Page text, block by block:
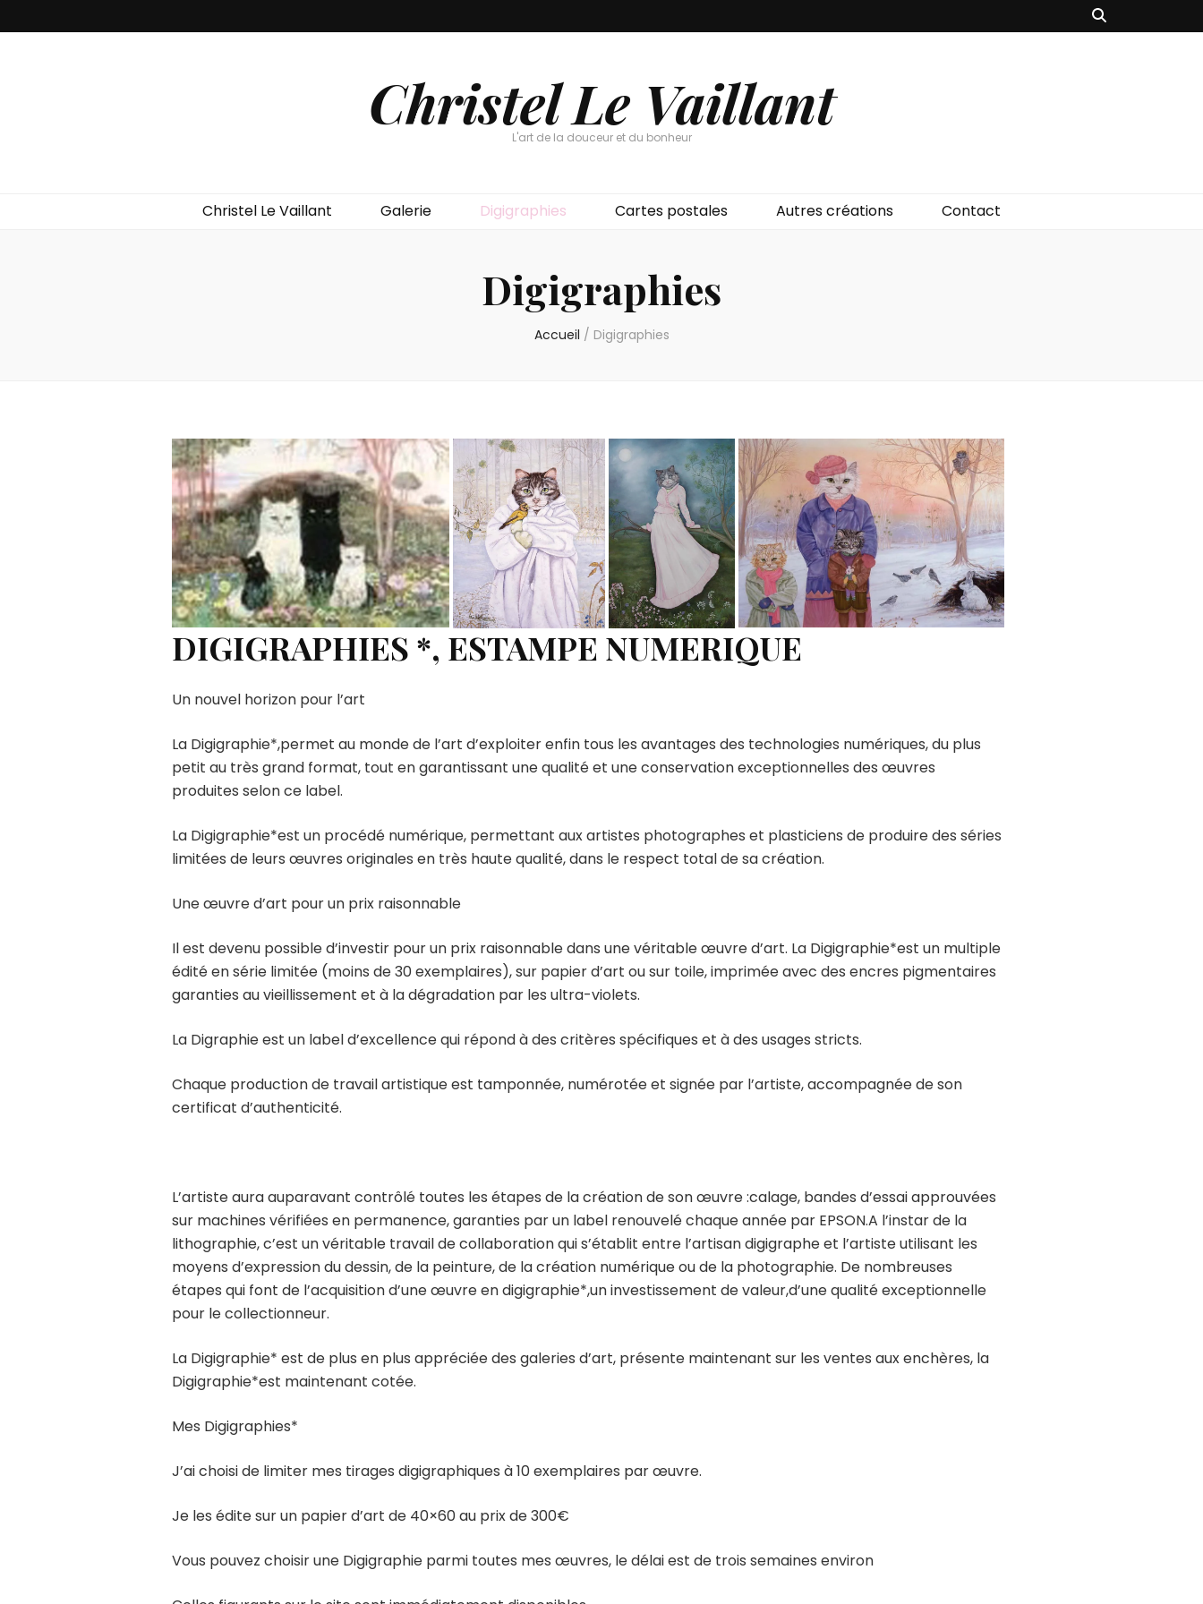
Christel Le Vaillant
L'art de la douceur et du bonheur
Christel Le Vaillant Galerie Digigraphies Cartes postales Autres créations Contact
Digigraphies
Accueil / Digigraphies
DIGIGRAPHIES *, ESTAMPE NUMERIQUE
Un nouvel horizon pour l’art
La Digigraphie*,permet au monde de l’art d’exploiter enfin tous les avantages des technologies numériques, du plus
petit au très grand format, tout en garantissant une qualité et une conservation exceptionnelles des œuvres
produites selon ce label.
La Digigraphie*est un procédé numérique, permettant aux artistes photographes et plasticiens de produire des séries
limitées de leurs œuvres originales en très haute qualité, dans le respect total de sa création.
Une œuvre d’art pour un prix raisonnable
Il est devenu possible d’investir pour un prix raisonnable dans une véritable œuvre d’art. La Digigraphie*est un multiple
édité en série limitée (moins de 30 exemplaires), sur papier d’art ou sur toile, imprimée avec des encres pigmentaires
garanties au vieillissement et à la dégradation par les ultra-violets.
La Digraphie est un label d’excellence qui répond à des critères spécifiques et à des usages stricts.
Chaque production de travail artistique est tamponnée, numérotée et signée par l’artiste, accompagnée de son
certificat d’authenticité.
L’artiste aura auparavant contrôlé toutes les étapes de la création de son œuvre :calage, bandes d’essai approuvées
sur machines vérifiées en permanence, garanties par un label renouvelé chaque année par EPSON.A l’instar de la
lithographie, c’est un véritable travail de collaboration qui s’établit entre l’artisan digigraphe et l’artiste utilisant les
moyens d’expression du dessin, de la peinture, de la création numérique ou de la photographie. De nombreuses
étapes qui font de l’acquisition d’une œuvre en digigraphie*,un investissement de valeur,d’une qualité exceptionnelle
pour le collectionneur.
La Digigraphie* est de plus en plus appréciée des galeries d’art, présente maintenant sur les ventes aux enchères, la
Digigraphie*est maintenant cotée.
Mes Digigraphies*
J’ai choisi de limiter mes tirages digigraphiques à 10 exemplaires par œuvre.
Je les édite sur un papier d’art de 40×60 au prix de 300€
Vous pouvez choisir une Digigraphie parmi toutes mes œuvres, le délai est de trois semaines environ